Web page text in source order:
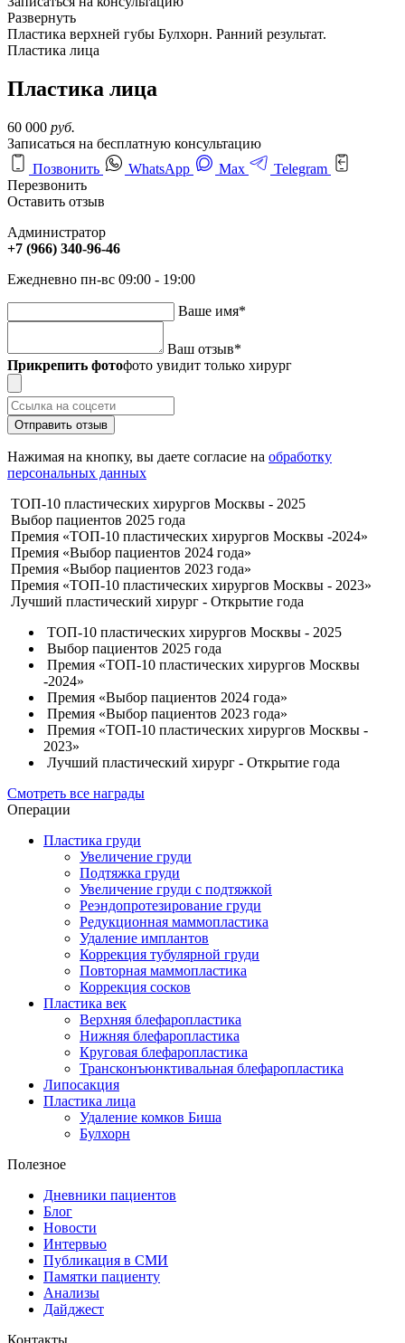
Развернуть
Пластика верхней губы Булхорн. Ранний результат.
Пластика лица
Пластика лица
60 000 руб.
Записаться на бесплатную консультацию
Позвонить
WhatsApp Max
Telegram
Перезвонить
Оставить отзыв
Администратор
+7 (966) 340-96-46
Ежедневно пн-вс 09:00 - 19:00
Ваше имя*
Ваш отзыв*
Прикрепить фотофото увидит только хирург
Отправить отзыв
Нажимая на кнопку, вы даете согласие на обработку
персональных данных
ТОП-10 пластических хирургов Москвы - 2025
Выбор пациентов 2025 года
Премия «ТОП-10 пластических хирургов Москвы -2024»
Премия «Выбор пациентов 2024 года»
Премия «Выбор пациентов 2023 года»
Премия «ТОП-10 пластических хирургов Москвы - 2023»
Лучший пластический хирург - Открытие года
ТОП-10 пластических хирургов Москвы - 2025
Выбор пациентов 2025 года
Премия «ТОП-10 пластических хирургов Москвы
-2024»
Премия «Выбор пациентов 2024 года»
Премия «Выбор пациентов 2023 года»
Премия «ТОП-10 пластических хирургов Москвы -
2023»
Лучший пластический хирург - Открытие года
Смотреть все награды
Операции
Пластика груди
Увеличение груди
Подтяжка груди
Увеличение груди с подтяжкой
Реэндопротезирование груди
Редукционная маммопластика
Удаление имплантов
Коррекция тубулярной груди
Повторная маммопластика
Коррекция сосков
Пластика век
Верхняя блефаропластика
Нижняя блефаропластика
Круговая блефаропластика
Трансконъюнктивальная блефаропластика
Липосакция
Пластика лица
Удаление комков Биша
Булхорн
Полезное
Дневники пациентов
Блог
Новости
Интервью
Публикация в СМИ
Памятки пациенту
Анализы
Дайджест
Контакты